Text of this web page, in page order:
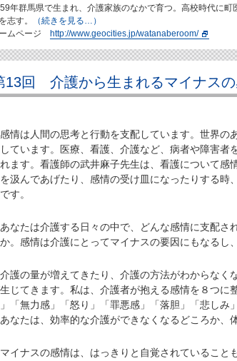
年群馬県で生まれ、介護家族のなかで育つ。高校時代に
志す。
（続きを見る…）
ムページ http://www.geocities.jp/watanaberoom/
13回 介護から生まれるマイナス
情は人間の思考と行動を支配しています。世界の
しています。医療、看護、介護など、病者や障害者
ます。看護師の武井麻子先生は、看護について感
汲んであげたり、感情の受け皿になったりする時
す。
なたは介護する日々の中で、どんな感情に支配さ
。感情は介護にとってマイナスの要因にもなるし
護の量が増えてきたり、介護の方法がわからなく
じてきます。私は、介護者が抱える感情を８つに
「無力感」「怒り」「罪悪感」「落胆」「悲しみ
なたは、効率的な介護ができなくなるどころか、
イナスの感情は、はっきりと自覚されていること